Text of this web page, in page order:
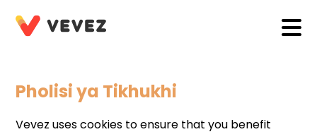
Pholisi ya Tikhukhi